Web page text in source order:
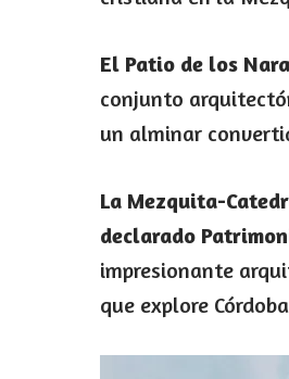
El Patio de los
conjunto
un alminar
La Mezquita-
declarado
impresionante
que explore